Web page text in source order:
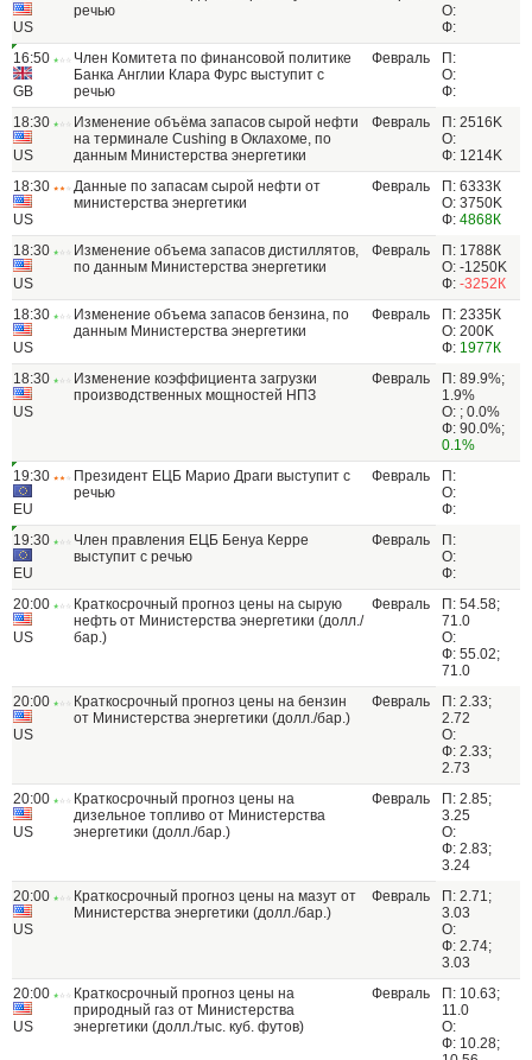
US
речью
О:
Ф:
16:50
GB
Член Комитета по финансовой политике
Банка Англии Клара Фурс выступит с
речью
Февраль
П:
О:
Ф:
18:30
US
Изменение объёма запасов сырой нефти
на терминале Cushing в Оклахоме, по
данным Министерства энергетики
Февраль
П: 2516K
О:
Ф: 1214K
18:30
US
Данные по запасам сырой нефти от
министерства энергетики
Февраль
П: 6333К
О: 3750K
Ф: 4868К
18:30
US
Изменение объема запасов дистиллятов,
по данным Министерства энергетики
Февраль
П: 1788К
О: -1250K
Ф: -3252К
18:30
US
Изменение объема запасов бензина, по
данным Министерства энергетики
Февраль
П: 2335К
О: 200K
Ф: 1977К
18:30
US
Изменение коэффициента загрузки
производственных мощностей НПЗ
Февраль
П: 89.9%;
1.9%
О: ; 0.0%
Ф: 90.0%;
0.1%
19:30
EU
Президент ЕЦБ Марио Драги выступит с
речью
Февраль
П:
О:
Ф:
19:30
EU
Член правления ЕЦБ Бенуа Керре
выступит с речью
Февраль
П:
О:
Ф:
20:00
US
Краткосрочный прогноз цены на сырую
нефть от Министерства энергетики (долл./
бар.)
Февраль
П: 54.58;
71.0
О:
Ф: 55.02;
71.0
20:00
US
Краткосрочный прогноз цены на бензин
от Министерства энергетики (долл./бар.)
Февраль
П: 2.33;
2.72
О:
Ф: 2.33;
2.73
20:00
US
Краткосрочный прогноз цены на
дизельное топливо от Министерства
энергетики (долл./бар.)
Февраль
П: 2.85;
3.25
О:
Ф: 2.83;
3.24
20:00
US
Краткосрочный прогноз цены на мазут от
Министерства энергетики (долл./бар.)
Февраль
П: 2.71;
3.03
О:
Ф: 2.74;
3.03
20:00
US
Краткосрочный прогноз цены на
природный газ от Министерства
энергетики (долл./тыс. куб. футов)
Февраль
П: 10.63;
11.0
О:
Ф: 10.28;